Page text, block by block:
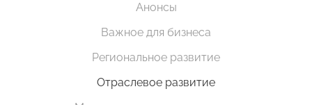
Анонсы
Важное для бизнеса
Региональное развитие
Отраслевое развитие